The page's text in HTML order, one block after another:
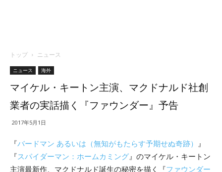
トップ ニュース
ニュース 海外
マイケル・キートン主演、マクドナルド社創
業者の実話描く『ファウンダー』予告
2017年5月1日
『バードマン あるいは（無知がもたらす予期せぬ奇跡）
』
『スパイダーマン：ホームカミング 』のマイケル・キートン
主演最新作、マクドナルド誕生の秘密を描く
『ファウンダー